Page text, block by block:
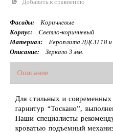
Добавить к сравнению
Фасады:
Коричневые
Корпус:
Светло-коричневый
Материал:
Европлита ЛДСП 18
Описание:
Зеркало 3 мм.
Описание
Для стильных и
гарнитур “Тоскано”,
Наши специалисты
кроватью подъемный